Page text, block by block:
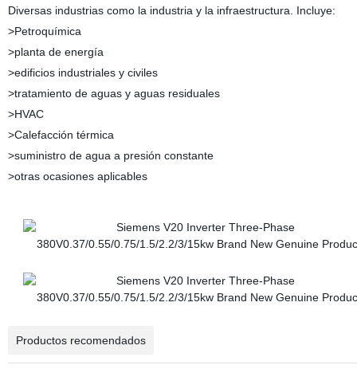
Diversas industrias como la industria y la infraestructura. Incluye:
>Petroquímica
>planta de energía
>edificios industriales y civiles
>tratamiento de aguas y aguas residuales
>HVAC
>Calefacción térmica
>suministro de agua a presión constante
>otras ocasiones aplicables
Productos recomendados